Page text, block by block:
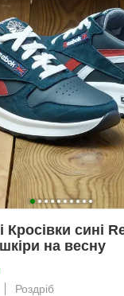
Кросівки сині
на весну
Роздріб